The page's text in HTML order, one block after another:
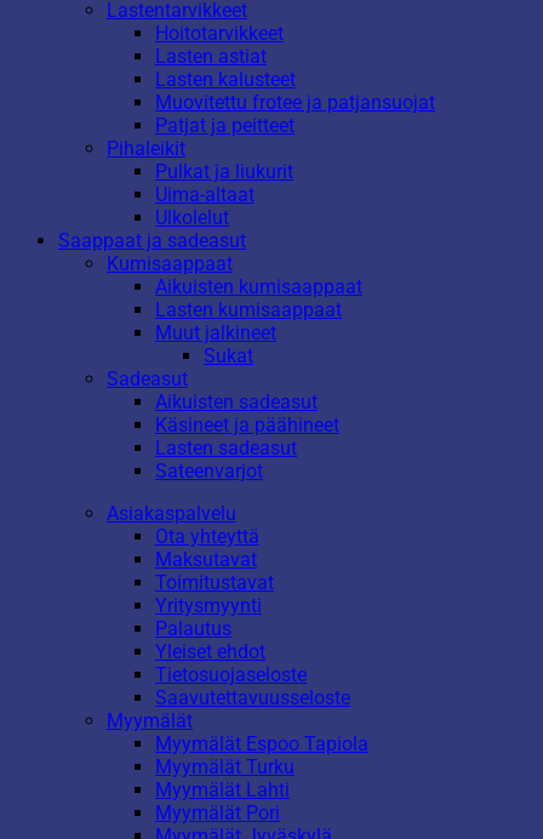
Lastentarvikkeet
Hoitotarvikkeet
Lasten astiat
Lasten kalusteet
Muovitettu frotee ja patjansuojat
Patjat ja peitteet
Pihaleikit
Pulkat ja liukurit
Uima-altaat
Ulkolelut
Saappaat ja sadeasut
Kumisaappaat
Aikuisten kumisaappaat
Lasten kumisaappaat
Muut jalkineet
Sukat
Sadeasut
Aikuisten sadeasut
Käsineet ja päähineet
Lasten sadeasut
Sateenvarjot
Asiakaspalvelu
Ota yhteyttä
Maksutavat
Toimitustavat
Yritysmyynti
Palautus
Yleiset ehdot
Tietosuojaseloste
Saavutettavuusseloste
Myymälät
Myymälät Espoo Tapiola
Myymälät Turku
Myymälät Lahti
Myymälät Pori